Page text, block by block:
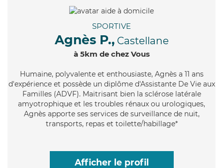
SPORTIVE
Agnès P., Castellane
à 5km de chez Vous
Humaine, polyvalente et enthousiaste, Agnès a 11 ans
d'expérience et possède un diplôme d'Assistante De Vie aux
Familles (ADVF). Maitrisant bien la sclérose latérale
amyotrophique et les troubles rénaux ou urologiques,
Agnès apporte ses services de surveillance de nuit,
transports, repas et toilette/habillage*
Afficher le profil